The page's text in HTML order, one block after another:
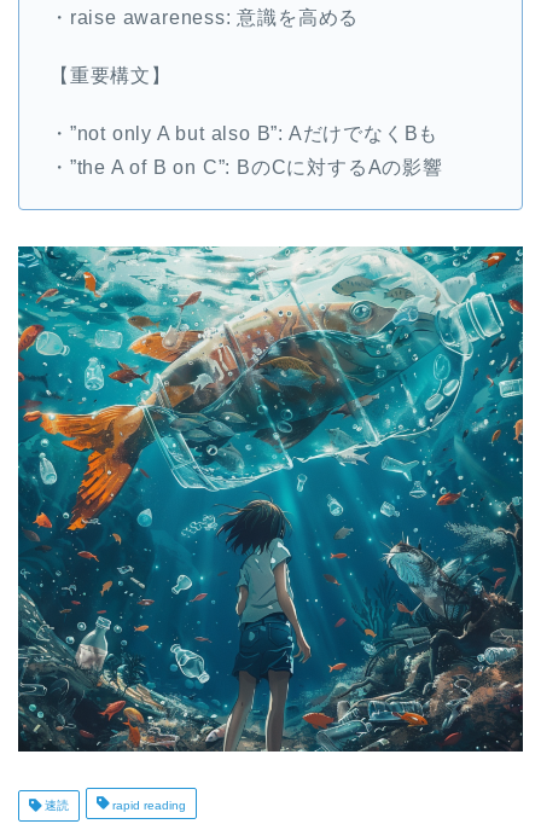
・raise awareness: 意識を高める
【重要構文】
・”not only A but also B”: AだけでなくBも
・”the A of B on C”: BのCに対するAの影響
速読 rapid reading